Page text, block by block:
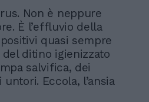
Non è neppure
È l’effluvio della
quasi sempre
ditino igienizzato
salvifica, dei
Eccola, l’ansia